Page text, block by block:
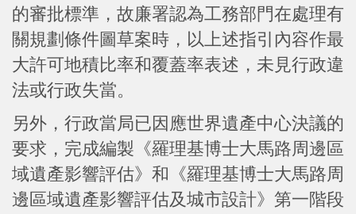
的審批標準，故廉署認為工務部門在處理有
關規劃條件圖草案時，以上述指引內容作最
大許可地積比率和覆蓋率表述，未見行政違
法或行政失當。
另外，行政當局已因應世界遺產中心決議的
要求，完成編製《羅理基博士大馬路周邊區
域遺產影響評估》和《羅理基博士大馬路周
邊區域遺產影響評估及城市設計》第一階段